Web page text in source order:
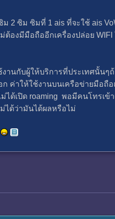
ซิม ซิมที่ 1 ais ที่จะใช้ ais
ต้องมีมือถืออีกเครื่องปล่อย WIFI
านกับผู้ให้บริการที่ประเทศนั้น
ค่าให้ใช้งานบนเครือข่ายมือถื
ด้เปิด roaming พอมีคนโทรเข้
ได้ว่ามันได้ผลหรือไม่